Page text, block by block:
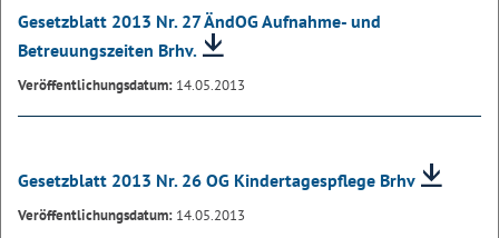
Gesetzblatt 2013 Nr. 27 ÄndOG Aufnahme- und
Betreuungszeiten Brhv.
Veröffentlichungsdatum: 14.05.2013
Gesetzblatt 2013 Nr. 26 OG Kindertagespflege Brhv
Veröffentlichungsdatum: 14.05.2013